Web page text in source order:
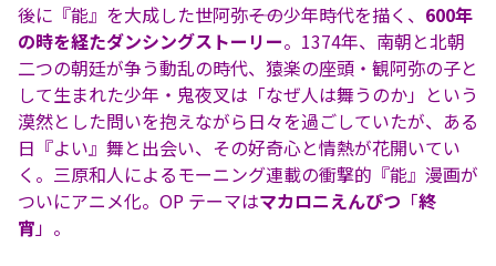
後に『能』を大成した世阿弥――その少年時代を描く、 600年
の時を経たダンシングストーリー。1374年、南朝と北朝
二つの朝廷が争う動乱の時代、猿楽の座頭・観阿弥の子と
して生まれた少年・鬼夜叉は「なぜ人は舞うのか」という
漠然とした問いを抱えながら日々を過ごしていたが、ある
日『よい』舞と出会い、その好奇心と情熱が花開いてい
く。三原和人によるモーニング連載の衝撃的『能』漫画が
ついにアニメ化。OP テーマはマカロニえんぴつ 「終
宵」。